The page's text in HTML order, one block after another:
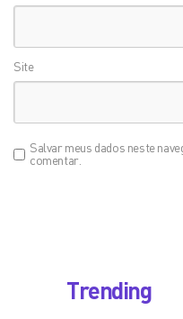
Site
Salvar meus dados neste
comentar.
Trending